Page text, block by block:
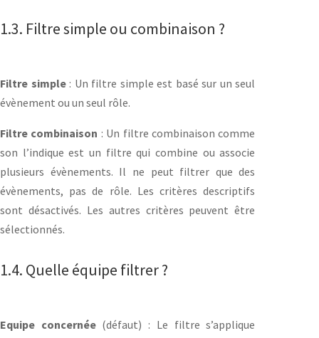
1.3. Filtre simple ou combinaison ?
Filtre simple: Un filtre simple est basé sur un seul
évènement ou un seul rôle.
Filtre combinaison : Un filtre combinaison comme
son l’indique est un filtre qui combine ou associe
plusieurs évènements. Il ne peut filtrer que des
évènements, pas de rôle. Les critères descriptifs
sont désactivés. Les autres critères peuvent être
sélectionnés.
1.4. Quelle équipe filtrer ?
Equipe concernée(défaut) : Le filtre s’applique